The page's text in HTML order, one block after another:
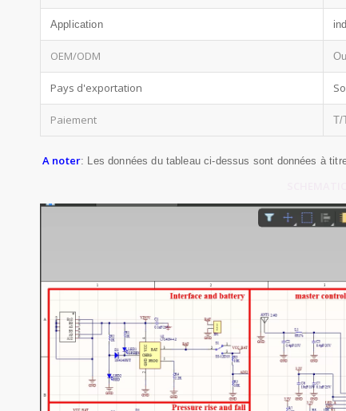
Application
OEM/ODM
Pays d'exportation
Paiement T/
A noter: Les données du tableau ci-dessus sont données à